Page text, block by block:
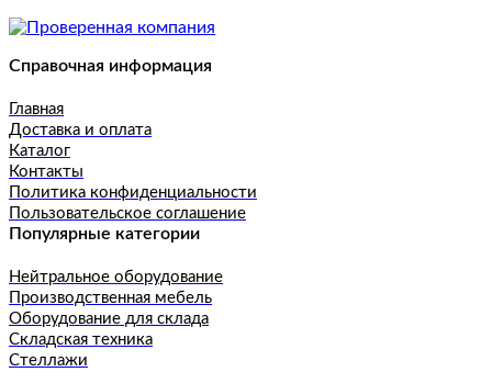
Справочная информация
Главная
Доставка и оплата
Каталог
Контакты
Политика конфиденциальности
Пользовательское соглашение
Популярные категории
Нейтральное оборудование
Производственная мебель
Оборудование для склада
Складская техника
Стеллажи